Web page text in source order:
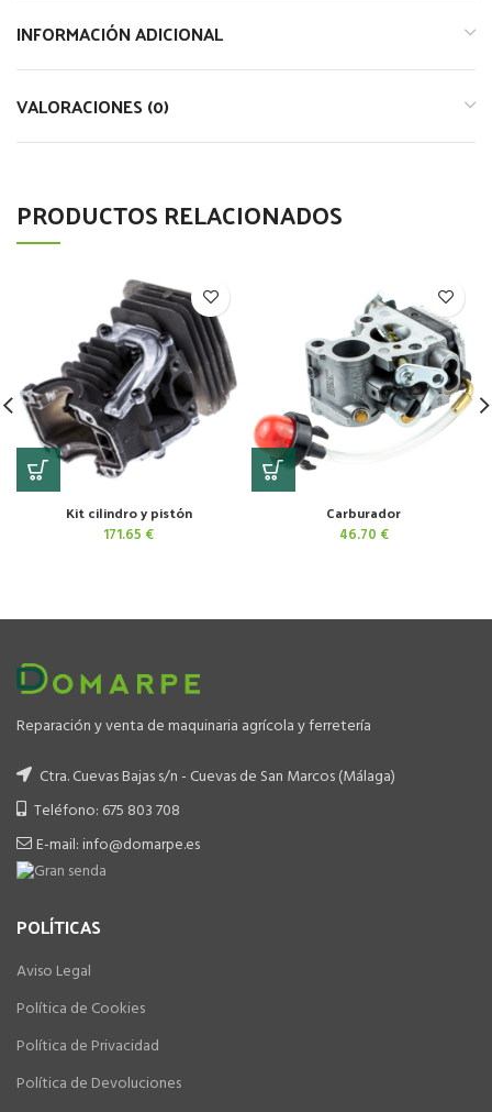
INFORMACIÓN ADICIONAL
VALORACIONES (0)
PRODUCTOS RELACIONADOS
Kit cilindro y pistón
171.65 €
Carburador
46.70 €
Reparación y venta de maquinaria agrícola y ferretería
Ctra. Cuevas Bajas s/n - Cuevas de San Marcos (Málaga)
Teléfono: 675 803 708
E-mail: info@domarpe.es
POLÍTICAS
Aviso Legal
Política de Cookies
Política de Privacidad
Política de Devoluciones